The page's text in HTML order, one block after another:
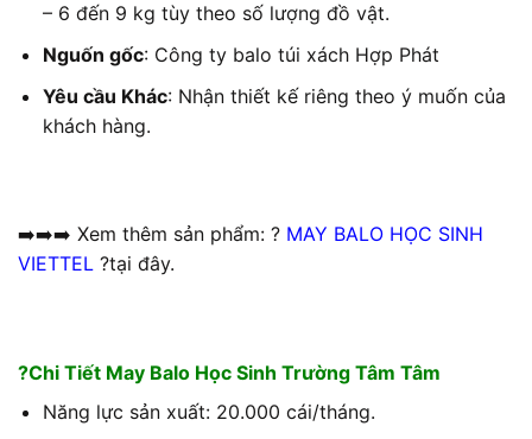
– 6 đến 9 kg tùy theo số lượng đồ vật.
Nguốn gốc: Công ty balo túi xách Hợp Phát
Yêu cầu Khác: Nhận thiết kế riêng theo ý muốn của
khách hàng.
➡️➡️➡️ Xem thêm sản phẩm: ? MAY BALO HỌC SINH
VIETTEL ?tại đây.
?Chi Tiết May Balo Học Sinh Trường Tâm Tâm
Năng lực sản xuất: 20.000 cái/tháng.